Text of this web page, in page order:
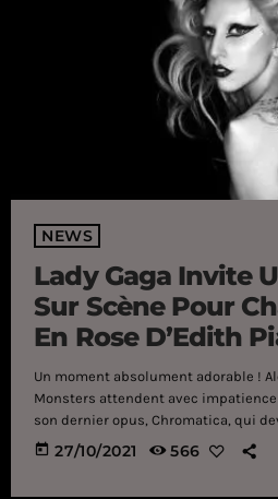
NEWS
Lady Gaga Invite
Sur Scène Pour
En Rose D’Edith
Un moment absolument adorable !
Monsters attendent avec
son dernier opus, Chromatica, qui
à venir, Lady Gaga vient d'entamer
du 14 au 31 octobre. Plus de trois
today 27/10/2021 566